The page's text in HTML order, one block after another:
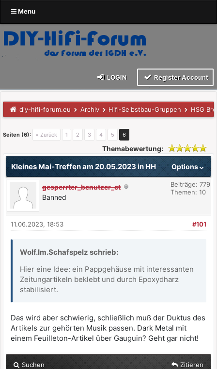
Menu
LOGIN Register Account
diy-hifi-forum.eu Archiv Hifi-Selbstbau-Gruppen HSG
Seiten (6): « Zurück 1 2 3 4 5 6
Themabewertung:
Options
Kleines Mai-Treffen am 20.05.2023 in HH
gesperrter_benutzer_ct
Banned
Beiträge: 779
Themen: 10
#101
11.06.2023, 18:53
Wolf.Im.Schafspelz schrieb:
Hier eine Idee: ein Pappgehäuse mit interessanten
Zeitungartikeln beklebt und durch Epoxydharz
stabilisiert.
Das wird aber schwierig, schließlich muß der Duktus des
Artikels zur gehörten Musik passen. Dark Metal mit
einem Feuilleton-Artikel über Gauguin? Geht gar nicht!
Suchen Zitieren